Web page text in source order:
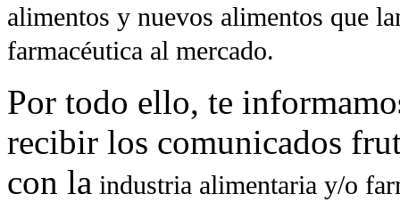
alimentos y nuevos alimentos que
farmacéutica al mercado.
Por todo ello, te
recibir los comunicados
con la industria alimentaria y/o